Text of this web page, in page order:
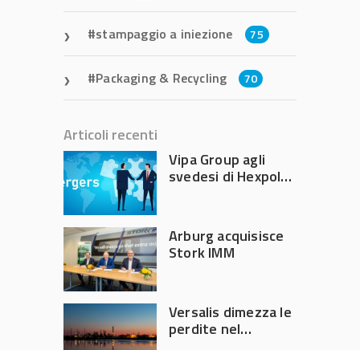
stampaggio a iniezione 75
Packaging & Recycling 70
Articoli recenti
Vipa Group agli
svedesi di Hexpol
Arburg acquisisce
Stork IMM
Versalis dimezza le
perdite nel